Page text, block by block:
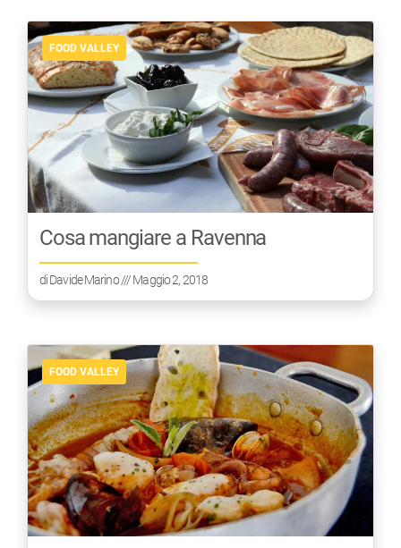
FOOD VALLEY
Cosa mangiare a Ravenna
diDavide Marino/// Maggio 2, 2018
FOOD VALLEY